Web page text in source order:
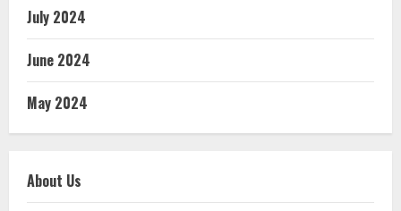
July 2024
June 2024
May 2024
About Us